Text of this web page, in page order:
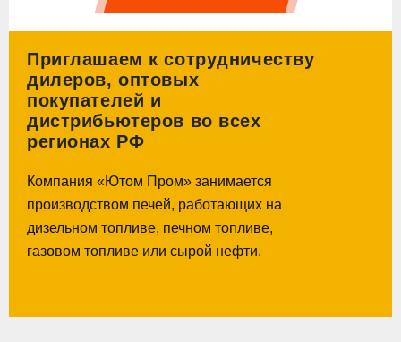
Приглашаем к сотрудничеству
дилеров, оптовых
покупателей и
дистрибьютеров во всех
регионах РФ
Компания «Ютом Пром» занимается
производством печей, работающих на
дизельном топливе, печном топливе,
газовом топливе или сырой нефти.